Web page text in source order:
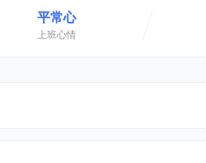
平常心
上班心情